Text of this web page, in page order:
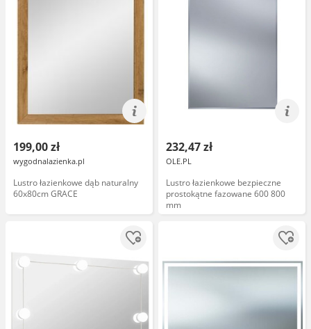
199,00 zł
wygodnalazienka.pl
Lustro łazienkowe dąb naturalny
60x80cm GRACE
232,47 zł
OLE.PL
Lustro łazienkowe bezpieczne
prostokątne fazowane 600 800
mm